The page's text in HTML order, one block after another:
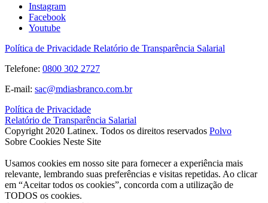
Instagram
Facebook
Youtube
Política de Privacidade Relatório de Transparência Salarial
Telefone: 0800 302 2727
E-mail: sac@mdiasbranco.com.br
Política de Privacidade
Relatório de Transparência Salarial
Copyright 2020 Latinex. Todos os direitos reservados Polvo
Sobre Cookies Neste Site
Usamos cookies em nosso site para fornecer a experiência mais
relevante, lembrando suas preferências e visitas repetidas. Ao clicar
em “Aceitar todos os cookies”, concorda com a utilização de
TODOS os cookies.